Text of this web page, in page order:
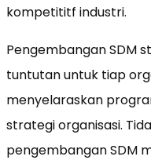
kompetititf industri.
Pengembangan SDM
tuntutan untuk tiap
menyelaraskan
strategi organisasi.
pengembangan SDM